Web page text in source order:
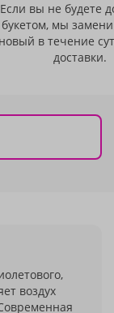
Если вы не будете
букетом, мы
новый в течение
доставки.
воздух